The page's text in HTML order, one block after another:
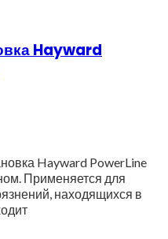
Hayward
Hayward PowerLine
Применяется для
находящихся в